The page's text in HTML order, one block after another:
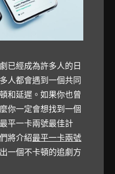
已經成為許多人的日
人都會遇到一個共同
和延遲。如果你也曾
你一定會想找到一個
平一卡兩號最佳計
將介紹最平一卡兩號
一個不卡頓的追劇方